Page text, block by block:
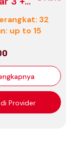
32
up to 15
Provider